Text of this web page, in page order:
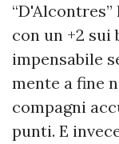
con un +2 sui
impensabile
mente a fine
compagni
punti. E